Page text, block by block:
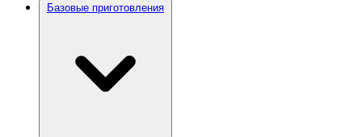
Базовые приготовления